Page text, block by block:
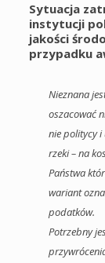
Sytuacja
instytucji
jakości
przypadku
Nieznana
oszacować
nie politycy
rzeki – na
Państwa
wariant
podatków.
Potrzebny